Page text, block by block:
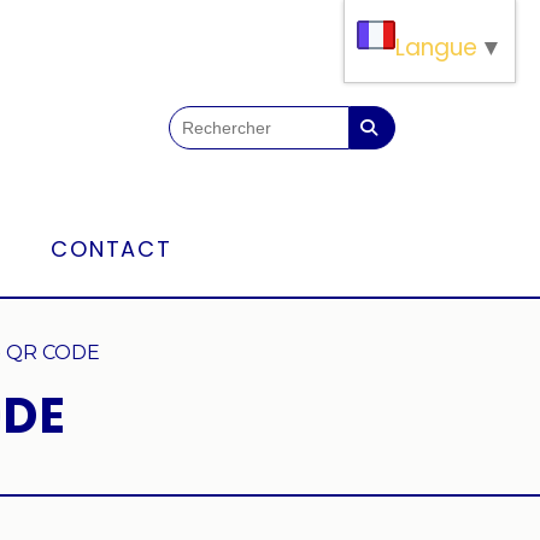
CONTACT
CODE
Langue ▼